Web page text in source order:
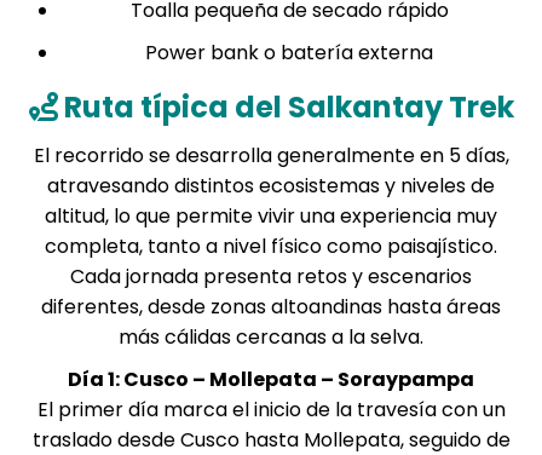
Toalla pequeña de secado rápido
Power bank o batería externa
Ruta típica del Salkantay Trek
El recorrido se desarrolla generalmente en 5 días,
atravesando distintos ecosistemas y niveles de
altitud, lo que permite vivir una experiencia muy
completa, tanto a nivel físico como paisajístico.
Cada jornada presenta retos y escenarios
diferentes, desde zonas altoandinas hasta áreas
más cálidas cercanas a la selva.
Día 1: Cusco – Mollepata – Soraypampa
El primer día marca el inicio de la travesía con un
traslado desde Cusco hasta Mollepata, seguido de